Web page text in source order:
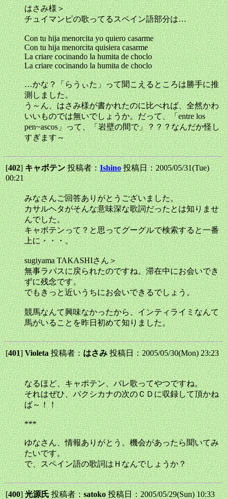
はさみ様＞
チュイマンピの歌ってるスペイン語部分は…
Con tu hija menorcita yo quiero casarme
Con tu hija menorcita quisiera casarme
La criare cocinando la humita de choclo
La criare cocinando la humita de choclo
…かな？「らうぃた」って聞こえるところは勝手に推
測しました。
う～ん、はさみ様が書かれたのに比べれば、全然かわ
いいものでは無いでしょうか。だって、「entre los
pen~ascos」って、「岩壁の間で」？？？なんだか怪し
すぎます～
[402]キャボテン投稿者：Ishino 投稿日：2005/05/31(Tue)
00:21
みなさんご回答ありがとうございました。
カサルヘタがそんな意味深な歌詞だったとは知りませ
んでした。
キャボテンって？と思ってグーグルで検索すると一番
上に・・・。
sugiyama TAKASHIさん＞
無事ラパスに戻られたのですね。滞在中にお会いでき
ずに残念です。
でもきっと近いうちにお会いできるでしょう。
競馬なんて興味なかったから、インティライミなんて
馬がいることを昨日初めて知りました。
[401]Violeta投稿者：はさみ投稿日：2005/05/30(Mon) 23:23
なるほど、キャポテン、バレ歌ってやつですね。
それはぜひ、パクシカナの次のＣＤに収録して頂かね
ば～！！
***
ゆなさん、情報ありがとう。機会があったら聞いてみ
たいです。
で、スペイン語の歌詞はＨなんでしょうか？
[400]光源氏投稿者：satoko投稿日：2005/05/29(Sun) 10:33